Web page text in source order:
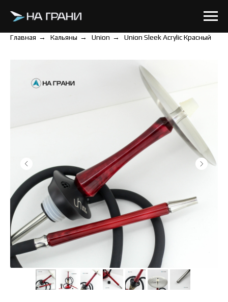
Главная → Кальяны → Union → Union Sleek Acrylic Красный